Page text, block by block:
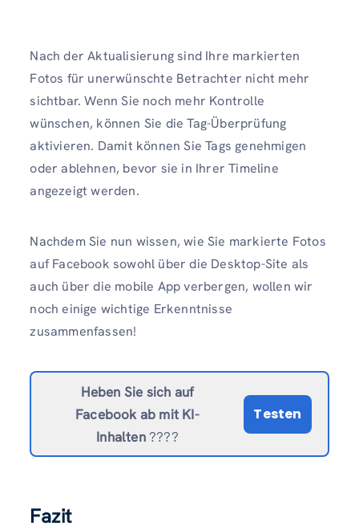
Nach der Aktualisierung sind Ihre markierten
Fotos für unerwünschte Betrachter nicht mehr
sichtbar. Wenn Sie noch mehr Kontrolle
wünschen, können Sie die Tag-Überprüfung
aktivieren. Damit können Sie Tags genehmigen
oder ablehnen, bevor sie in Ihrer Timeline
angezeigt werden.
Nachdem Sie nun wissen, wie Sie markierte Fotos
auf Facebook sowohl über die Desktop-Site als
auch über die mobile App verbergen, wollen wir
noch einige wichtige Erkenntnisse
zusammenfassen!
Heben Sie sich auf
Facebook ab mit KI-
Inhalten????
Testen
Fazit